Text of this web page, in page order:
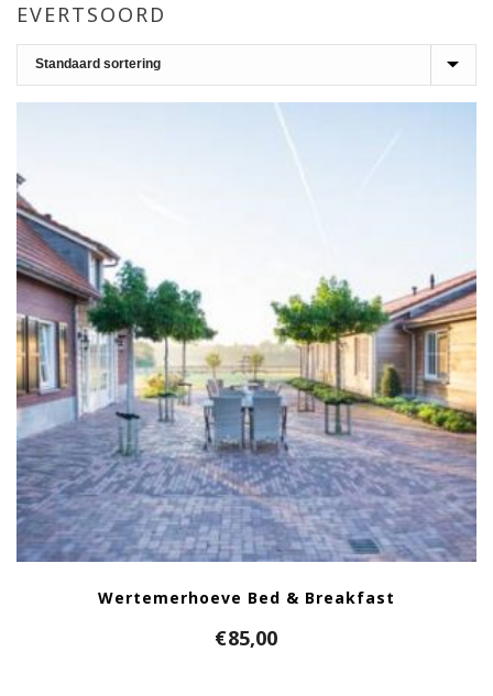
EVERTSOORD
Wertemerhoeve Bed & Breakfast
€85,00